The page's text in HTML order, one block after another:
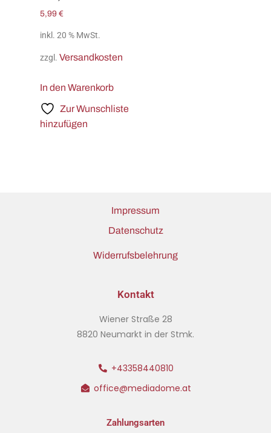
5,99 €
inkl. 20 % MwSt.
zzgl. Versandkosten
In den Warenkorb
Zur Wunschliste
hinzufügen
Impressum
Datenschutz
Widerrufsbelehrung
Kontakt
Wiener Straße 28
8820 Neumarkt in der Stmk.
+43358440810
office@mediadome.at
Zahlungsarten